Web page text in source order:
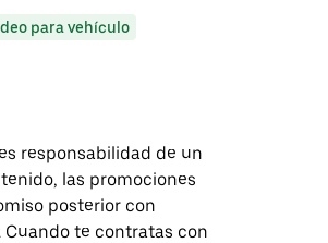
para vehículo
responsabilidad de un
las promociones
posterior con
te contratas con